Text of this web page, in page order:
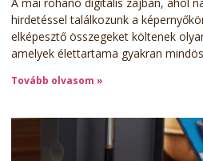
hirdetéssel találkozunk a
elképesztő összegeket költenek
amelyek élettartama gyakran
Tovább olvasom »